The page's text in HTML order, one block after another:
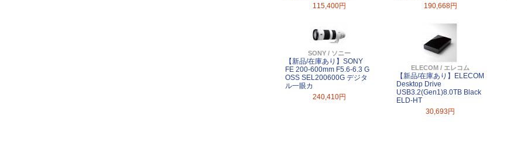
115,400円
190,668円
SONY / ソニー
【新品/在庫あり】SONY
FE 200-600mm F5.6-6.3 G
OSS SEL200600G デジタ
ル一眼カ
240,410円
ELECOM / エレコム
【新品/在庫あり】ELECOM
Desktop Drive
USB3.2(Gen1)8.0TB Black
ELD-HT
30,693円